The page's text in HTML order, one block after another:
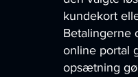
kundekort
Betalingerne
online portal
opsætning